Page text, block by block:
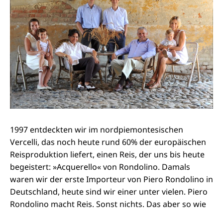
1997 entdeckten wir im nordpiemontesischen
Vercelli, das noch heute rund 60% der europäischen
Reisproduktion liefert, einen Reis, der uns bis heute
begeistert: »Acquerello« von Rondolino. Damals
waren wir der erste Importeur von Piero Rondolino in
Deutschland, heute sind wir einer unter vielen. Piero
Rondolino macht Reis. Sonst nichts. Das aber so wie